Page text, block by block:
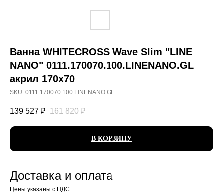
Ванна WHITECROSS Wave Slim "LINE
NANO" 0111.170070.100.LINENANO.GL
акрил 170х70
SKU: 0111.170070.100.LINENANO.GL
139 527 ₽ 161 820 ₽
В КОРЗИНУ
Доставка и оплата
Цены указаны с НДС